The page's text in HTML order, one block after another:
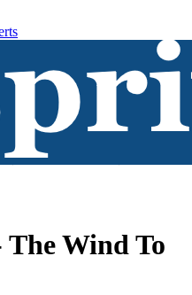
Wind To